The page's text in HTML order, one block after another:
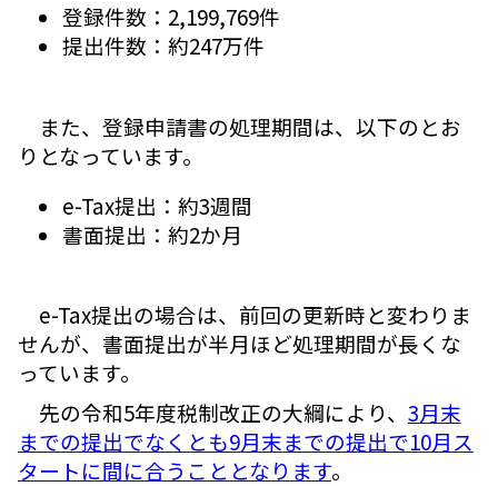
登録件数：2,199,769件
提出件数：約247万件
また、登録申請書の処理期間は、以下のとお
りとなっています。
e-Tax提出：約3週間
書面提出：約2か月
e-Tax提出の場合は、前回の更新時と変わりま
せんが、書面提出が半月ほど処理期間が長くな
っています。
先の令和5年度税制改正の大綱により、 3月末
までの提出でなくとも9月末までの提出で10月ス
タートに間に合うこととなります。